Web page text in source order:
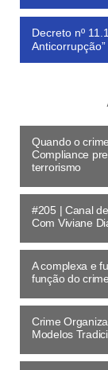
Decreto nº
Anticorrupção”
Quando o
Compliance
terrorismo
#205 | Canal
Com Viviane
A complexa e
função do
Crime
Modelos